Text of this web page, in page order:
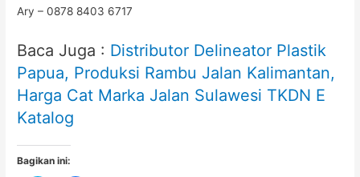
Ary – 0878 8403 6717
Baca Juga : Distributor Delineator Plastik
Papua, Produksi Rambu Jalan Kalimantan,
Harga Cat Marka Jalan Sulawesi TKDN E
Katalog
Bagikan ini: